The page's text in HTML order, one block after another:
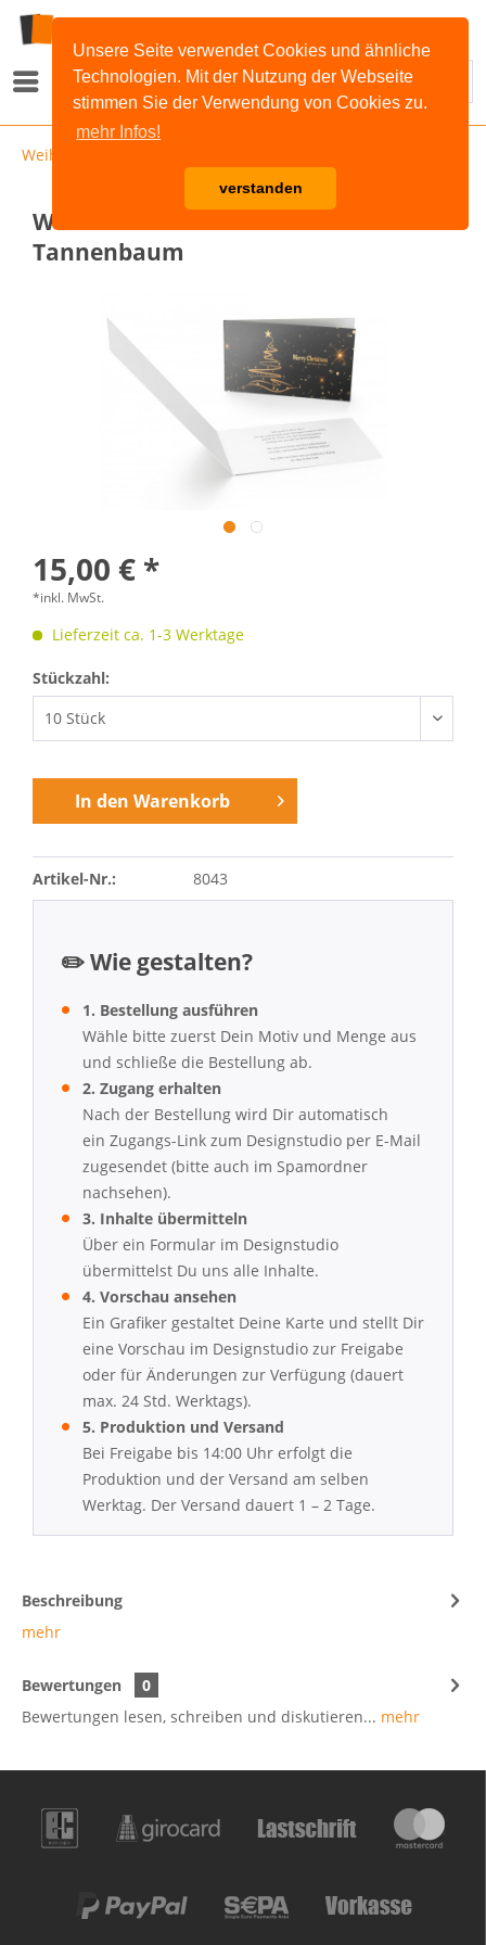
Unsere Seite verwendet Cookies und ähnliche
Technologien. Mit der Nutzung der Webseite
stimmen Sie der Verwendung von Cookies zu.
mehr Infos!
verstanden
Menü
Weihnachten
Weihnachtskarte Goldener
Tannenbaum
15,00 € *
*inkl. MwSt.
Lieferzeit ca. 1-3 Werktage
Stückzahl:
In den Warenkorb
Artikel-Nr.: 8043
✏️ Wie gestalten?
1. Bestellung ausführen
Wähle bitte zuerst Dein Motiv und Menge aus
und schließe die Bestellung ab.
2. Zugang erhalten
Nach der Bestellung wird Dir automatisch
ein Zugangs-Link zum Designstudio per E-Mail
zugesendet (bitte auch im Spamordner
nachsehen).
3. Inhalte übermitteln
Über ein Formular im Designstudio
übermittelst Du uns alle Inhalte.
4. Vorschau ansehen
Ein Grafiker gestaltet Deine Karte und stellt Dir
eine Vorschau im Designstudio zur Freigabe
oder für Änderungen zur Verfügung (dauert
max. 24 Std. Werktags).
5. Produktion und Versand
Bei Freigabe bis 14:00 Uhr erfolgt die
Produktion und der Versand am selben
Werktag. Der Versand dauert 1 – 2 Tage.
Beschreibung
mehr
Bewertungen
0
Bewertungen lesen, schreiben und diskutieren... mehr